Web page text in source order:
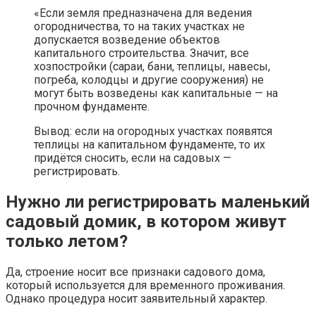
«Если земля предназначена для ведения
огородничества, то на таких участках не
допускается возведение объектов
капитального строительства. Значит, все
хозпостройки (сараи, бани, теплицы, навесы,
погреба, колодцы и другие сооружения) не
могут быть возведены как капитальные — на
прочном фундаменте.
Вывод: если на огородных участках появятся
теплицы на капитальном фундаменте, то их
придётся сносить, если на садовых —
регистрировать.
Нужно ли регистрировать маленький
садовый домик, в котором живут
только летом?
Да, строение носит все признаки садового дома,
который используется для временного проживания.
Однако процедура носит заявительный характер.